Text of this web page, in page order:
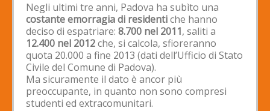
Negli ultimi tre anni, Padova ha subìto una
costante emorragia di residentiche hanno
deciso di espatriare: 8.700 nel 2011, saliti a
12.400 nel 2012che, si calcola, sfioreranno
quota 20.000 a fine 2013 (dati dell’Ufficio di Stato
Civile del Comune di Padova).
Ma sicuramente il dato è ancor più
preoccupante, in quanto non sono compresi
studenti ed extracomunitari.